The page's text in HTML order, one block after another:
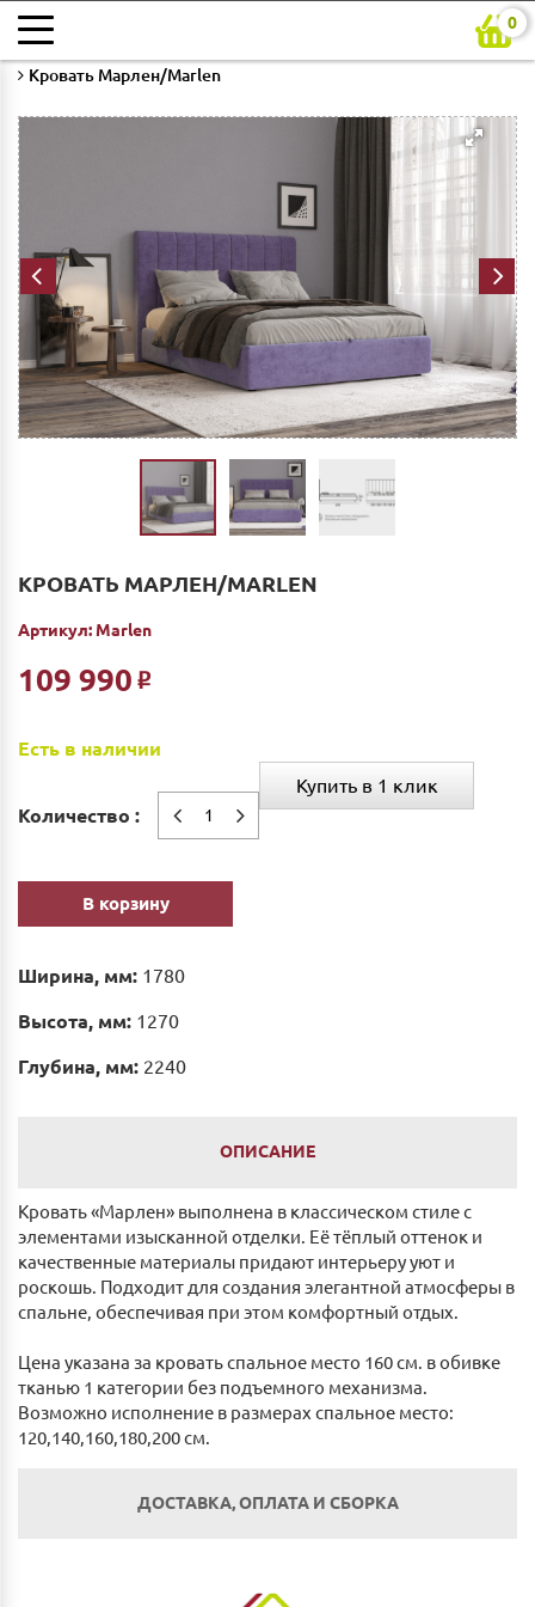
0
Главная
Кровать Марлен/Marlen
КРОВАТЬ МАРЛЕН/MARLEN
Артикул: Marlen
109 990 Р
Есть в наличии
Количество :
В корзину
Купить в 1 клик
Ширина, мм: 1780
Высота, мм: 1270
Глубина, мм: 2240
ОПИСАНИЕ
Кровать «Марлен» выполнена в классическом стиле с
элементами изысканной отделки. Её тёплый оттенок и
качественные материалы придают интерьеру уют и
роскошь. Подходит для создания элегантной атмосферы в
спальне, обеспечивая при этом комфортный отдых.
Цена указана за кровать спальное место 160 см. в обивке
тканью 1 категории без подъемного механизма.
Возможно исполнение в размерах спальное место:
120,140,160,180,200 см.
ДОСТАВКА, ОПЛАТА И СБОРКА